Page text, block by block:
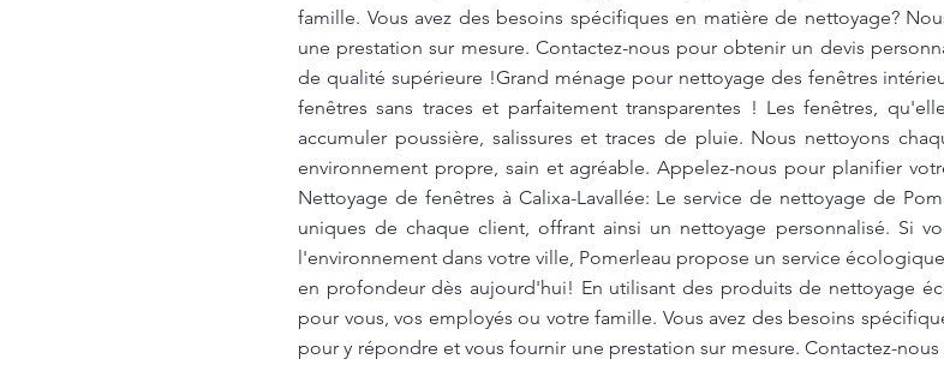
famille. Vous avez des besoins spécifiques en matière de nettoyage?
une prestation sur mesure. Contactez-nous pour obtenir un devis
de qualité supérieure !Grand ménage pour nettoyage des fenêtres
fenêtres sans traces et parfaitement transparentes ! Les fenêtres,
accumuler poussière, salissures et traces de pluie. Nous nettoyons
environnement propre, sain et agréable. Appelez-nous pour planifier
Nettoyage de fenêtres à Calixa-Lavallée: Le service de nettoyage de
uniques de chaque client, offrant ainsi un nettoyage personnalisé. Si
l'environnement dans votre ville, Pomerleau propose un service
en profondeur dès aujourd'hui! En utilisant des produits de nettoyage
pour vous, vos employés ou votre famille. Vous avez des besoins
pour y répondre et vous fournir une prestation sur mesure. Contactez-